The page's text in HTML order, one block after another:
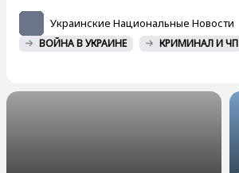
Украинские Национальные Новости
ВОЙНА В УКРАИНЕ КРИМИНАЛ И ЧП